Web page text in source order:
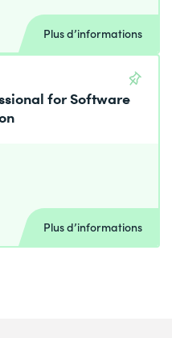
Plus d’informations
for Software
Plus d’informations